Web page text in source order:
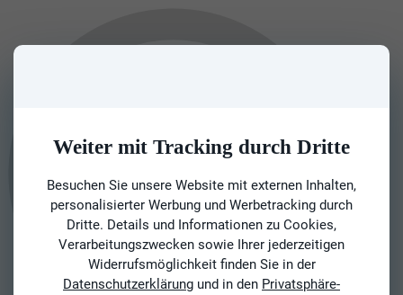
Weiter mit Tracking durch Dritte
Besuchen Sie unsere Website mit externen Inhalten,
personalisierter Werbung und Werbetracking durch
Dritte. Details und Informationen zu Cookies,
Verarbeitungszwecken sowie Ihrer jederzeitigen
Widerrufsmöglichkeit finden Sie in der
Datenschutzerklärung und in den Privatsphäre-